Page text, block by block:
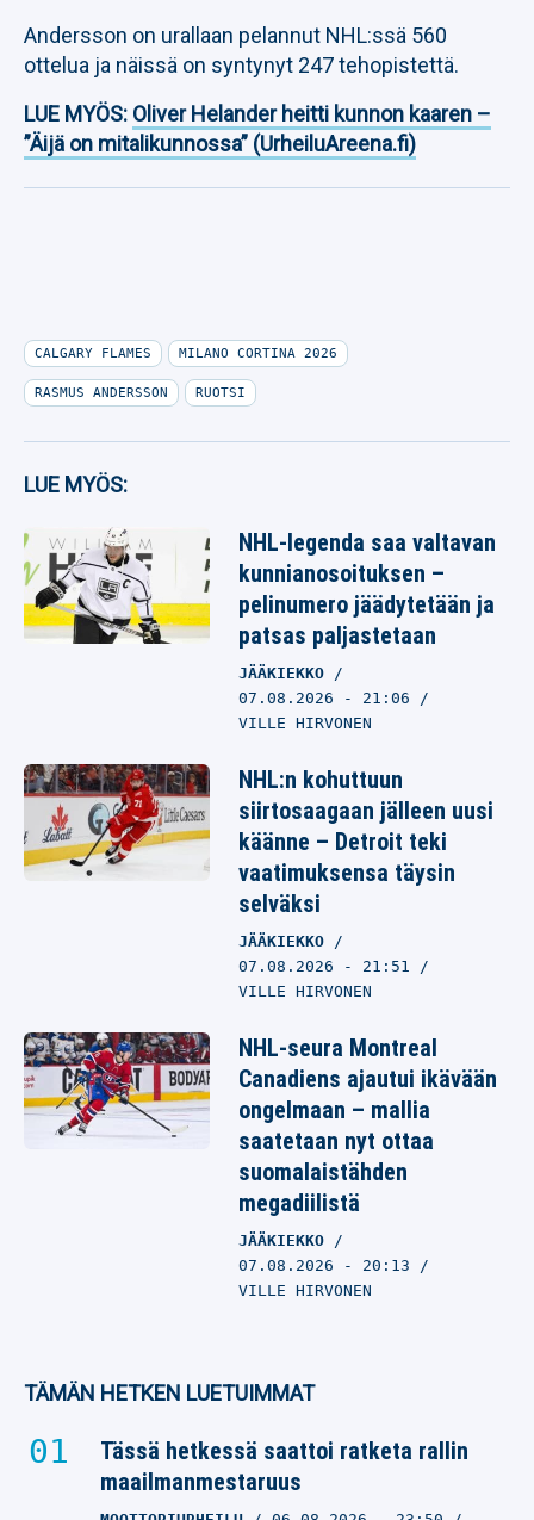
Andersson on urallaan pelannut NHL:ssä 560
ottelua ja näissä on syntynyt 247 tehopistettä.
LUE MYÖS: Oliver Helander heitti kunnon kaaren –
”Äijä on mitalikunnossa” (UrheiluAreena.fi)
CALGARY FLAMES MILANO CORTINA 2026
RASMUS ANDERSSON RUOTSI
LUE MYÖS:
NHL-legenda saa valtavan
kunnianosoituksen –
pelinumero jäädytetään ja
patsas paljastetaan
JÄÄKIEKKO
07.08.2026 - 21:06
VILLE HIRVONEN
NHL:n kohuttuun
siirtosaagaan jälleen uusi
käänne – Detroit teki
vaatimuksensa täysin
selväksi
JÄÄKIEKKO
07.08.2026 - 21:51
VILLE HIRVONEN
NHL-seura Montreal
Canadiens ajautui ikävään
ongelmaan – mallia
saatetaan nyt ottaa
suomalaistähden
megadiilistä
JÄÄKIEKKO
07.08.2026 - 20:13
VILLE HIRVONEN
TÄMÄN HETKEN LUETUIMMAT
Tässä hetkessä saattoi ratketa rallin
maailmanmestaruus